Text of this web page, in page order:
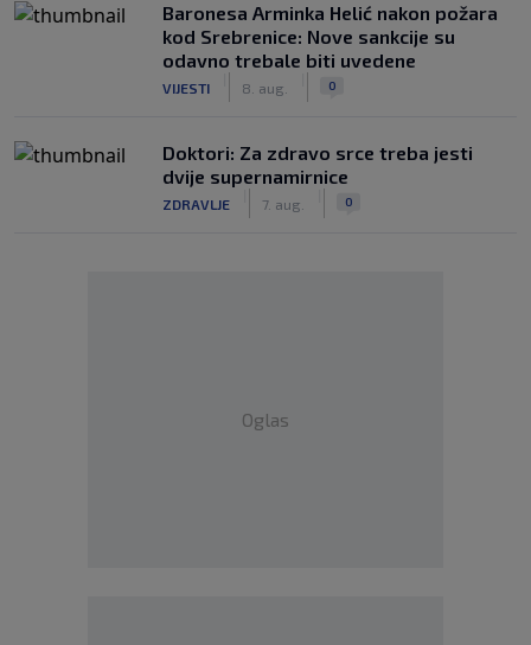
Baronesa Arminka Helić nakon požara
kod Srebrenice: Nove sankcije su
odavno trebale biti uvedene
VIJESTI 8. aug. 0
Doktori: Za zdravo srce treba jesti
dvije supernamirnice
ZDRAVLJE 7. aug. 0
Oglas